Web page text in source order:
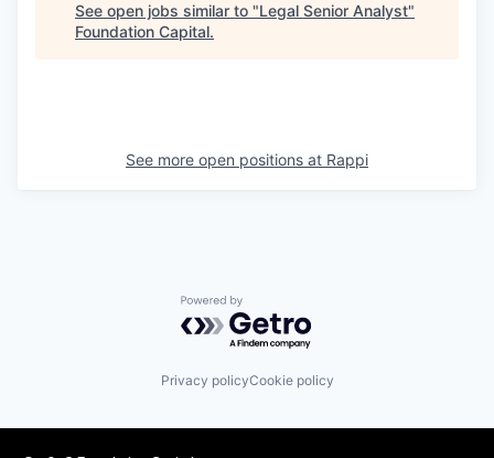
See open jobs similar to "Legal Senior Analyst"
Foundation Capital.
See more open positions at Rappi
Powered by Getro.com
Privacy policyCookie policy